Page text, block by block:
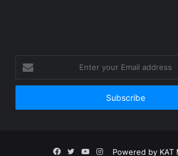
your
Email
Powered by KAT
Facebook
TwitterYouTube
Instagram